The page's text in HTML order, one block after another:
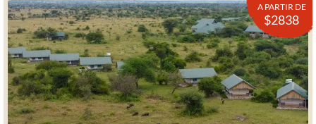
A PARTIR DE
$2838